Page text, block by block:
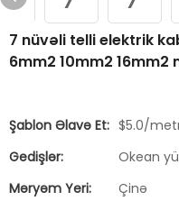
7 nüvəli telli elektrik
6mm2 10mm2
Şablon Əlavə Et: $5.0/
Gedişlər:
Okean
Məryəm Yeri:
Çinə